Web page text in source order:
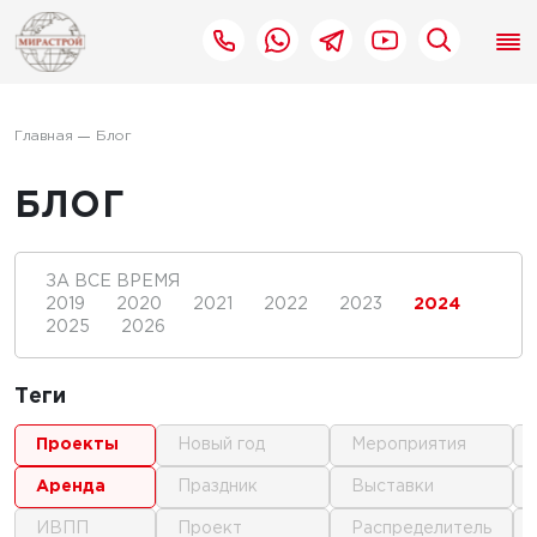
Главная Блог
БЛОГ
ЗА ВСЕ ВРЕМЯ
2019
2020 2021 2022 2023
2024
2025
2026
Теги
проекты
аренда
ИВПП
новый год
праздник
проект
мероприятия
выставки
распределитель